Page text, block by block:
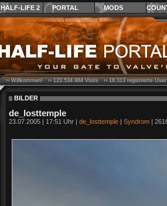
HALF-LIFE 2 PORTAL MODS
›› Willkommen! ››123.534.984Visits ››18.313registrierte
BILDER
de_losttemple
23.07.2005 | 17:51 Uhr | de_losttemple| Syndrom|